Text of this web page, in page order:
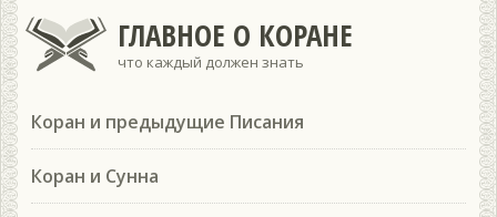
ГЛАВНОЕ О КОРАНЕ
что каждый должен знать
Коран и предыдущие Писания
Коран и Сунна